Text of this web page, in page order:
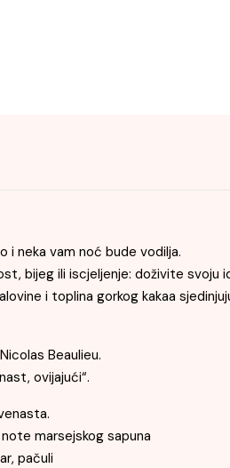
neka vam noć bude vodilja.
bijeg ili iscjeljenje: doživite svoju
i toplina gorkog kakaa
Beaulieu.
ovijajući“.
marsejskog sapuna
pačuli